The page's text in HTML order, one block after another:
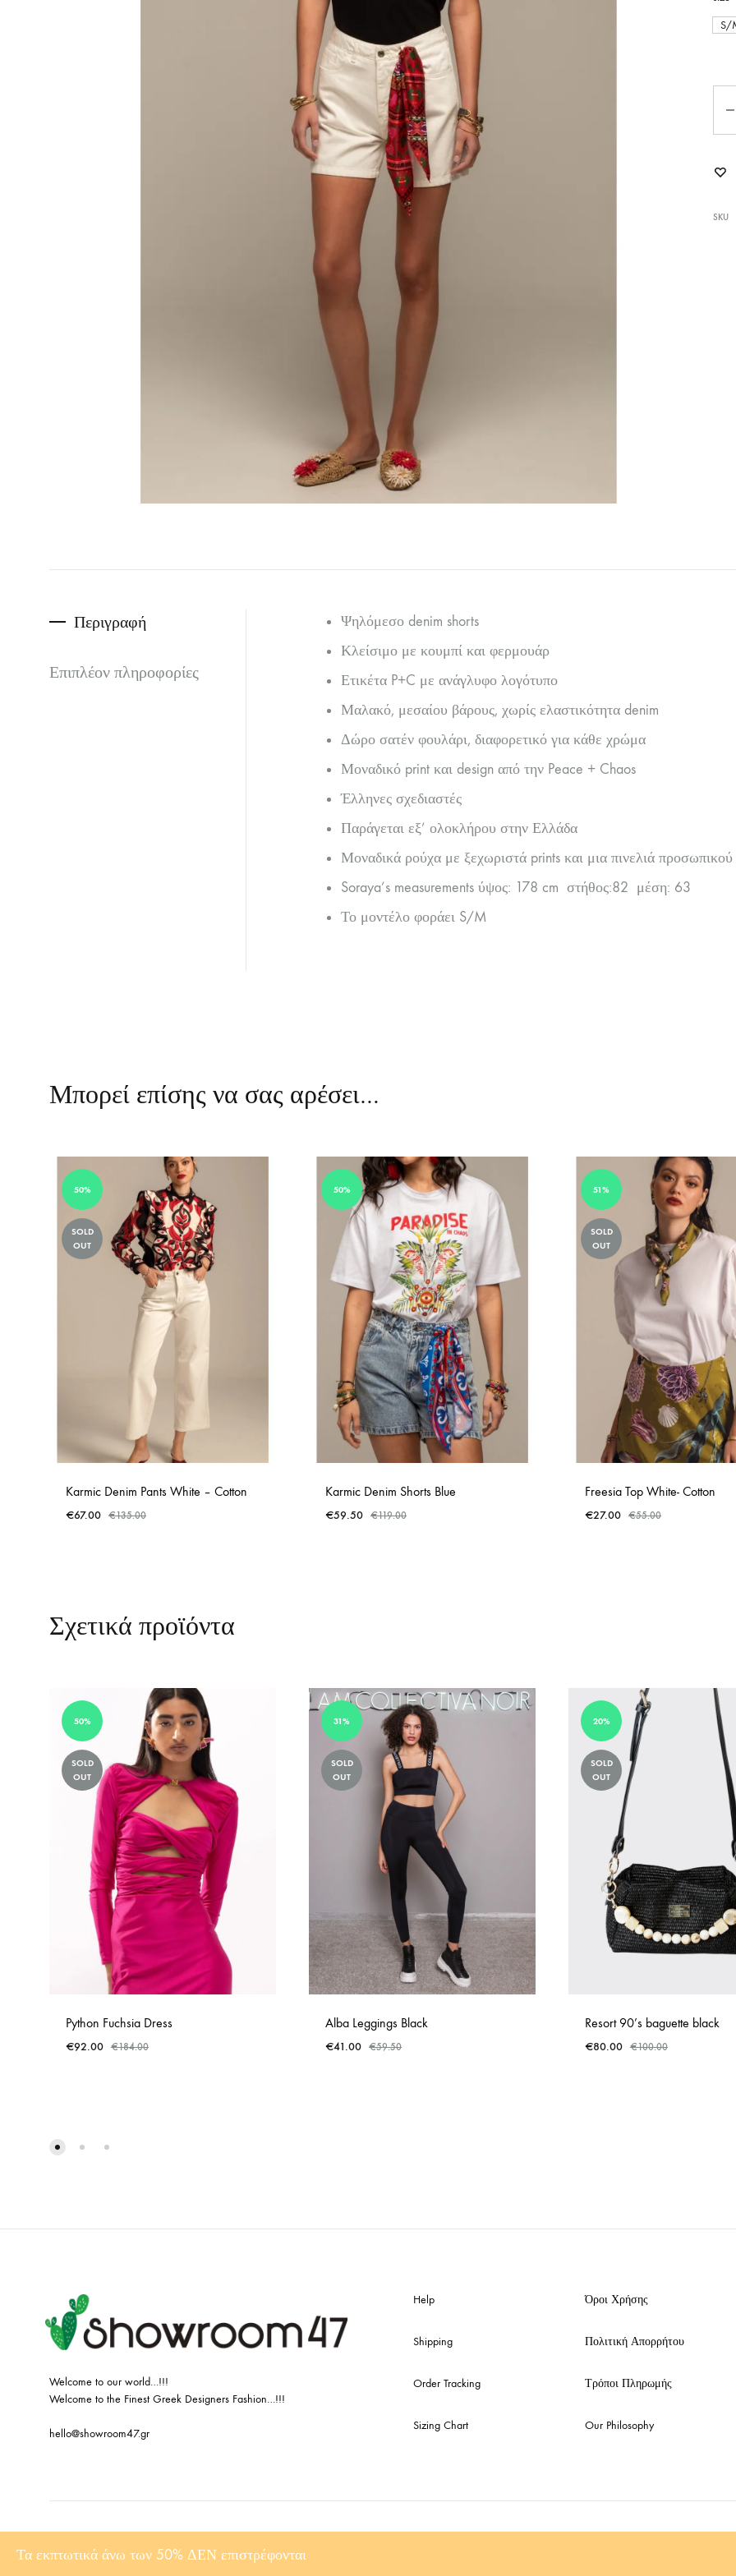
Τα εκπτωτικά άνω των 50% ΔΕΝ επιστρέφονται
S/
SKU
Περιγραφή
Επιπλέον πληροφορίες
Ψηλόμεσο denim shorts
Κλείσιμο με κουμπί και φερμουάρ
Ετικέτα P+C με ανάγλυφο λογότυπο
Μαλακό, μεσαίου βάρους, χωρίς ελαστικότητα denim
Δώρο σατέν φουλάρι, διαφορετικό για κάθε χρώμα
Μοναδικό print και design από την Peace + Chaos
Έλληνες σχεδιαστές
Παράγεται εξ’ ολοκλήρου στην Ελλάδα
Μοναδικά ρούχα με ξεχωριστά prints και μια πινελιά
Soraya’s measurements ύψος: 178 cm στήθος:82 μέση: 63
Το μοντέλο φοράει S/M
Μπορεί επίσης να σας αρέσει…
50%
SOLD
OUT
Karmic Denim Pants White – Cotton
€67.00 €135.00
50%
Karmic Denim Shorts Blue
€59.50 €119.00
51%
SOLD
OUT
Freesia Top White- Cotton
€27.00 €55.00
Σχετικά προϊόντα
50%
SOLD
OUT
Python Fuchsia Dress
€92.00 €184.00
31%
SOLD
OUT
Alba Leggings Black
€41.00 €59.50
20%
SOLD
OUT
Resort 90’s baguette black
€80.00 €100.00
Welcome to our world…!!!
Welcome to the Finest Greek Designers Fashion…!!!
hello@showroom47.gr
Help
Shipping
Order Tracking
Sizing Chart
Όροι Χρήσης
Πολιτική Απορρήτου
Τρόποι Πληρωμής
Our Philosophy